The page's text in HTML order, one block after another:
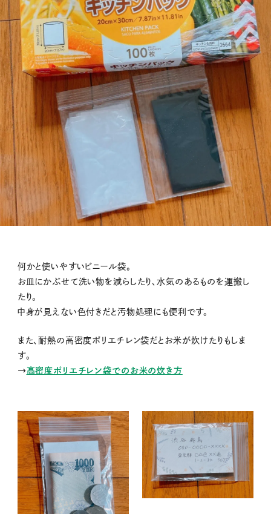
何かと使いやすいビニール袋。
お皿にかぶせて洗い物を減らしたり、水気のあるものを運搬し
たり。
中身が見えない色付きだと汚物処理にも便利です。
また、耐熱の高密度ポリエチレン袋だとお米が炊けたりもしま
す。
→高密度ポリエチレン袋でのお米の炊き方